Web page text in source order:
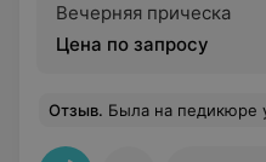
Вечерняя прическа
Цена по запросу
Отзыв. Была на педикюре у Татьяны. Осталась очень довольна.